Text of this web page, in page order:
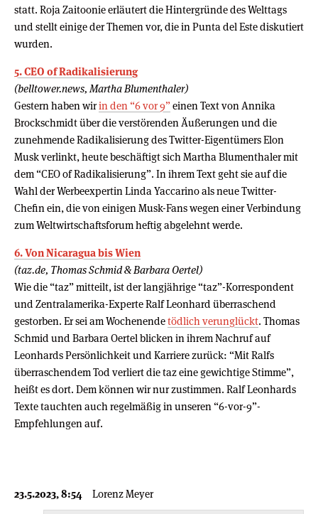
statt. Roja Zaitoonie erläutert die Hintergründe des Welttags
und stellt einige der Themen vor, die in Punta del Este diskutiert
wurden.
5. CEO of Radikalisierung
(belltower.news, Martha Blumenthaler)
Gestern haben wirin den “6 vor 9”einen Text von Annika
Brockschmidt über die verstörenden Äußerungen und die
zunehmende Radikalisierung des Twitter-Eigentümers Elon
Musk verlinkt, heute beschäftigt sich Martha Blumenthaler mit
dem “CEO of Radikalisierung”. In ihrem Text geht sie auf die
Wahl der Werbeexpertin Linda Yaccarino als neue Twitter-
Chefin ein, die von einigen Musk-Fans wegen einer Verbindung
zum Weltwirtschaftsforum heftig abgelehnt werde.
6. Von Nicaragua bis Wien
(taz.de, Thomas Schmid & Barbara Oertel)
Wie die “taz” mitteilt, ist der langjährige “taz”-Korrespondent
und Zentralamerika-Experte Ralf Leonhard überraschend
gestorben. Er sei am Wochenendetödlich verunglückt. Thomas
Schmid und Barbara Oertel blicken in ihrem Nachruf auf
Leonhards Persönlichkeit und Karriere zurück: “Mit Ralfs
überraschendem Tod verliert die taz eine gewichtige Stimme”,
heißt es dort. Dem können wir nur zustimmen. Ralf Leonhards
Texte tauchten auch regelmäßig in unseren “6-vor-9”-
Empfehlungen auf.
23.5.2023, 8:54 Lorenz Meyer